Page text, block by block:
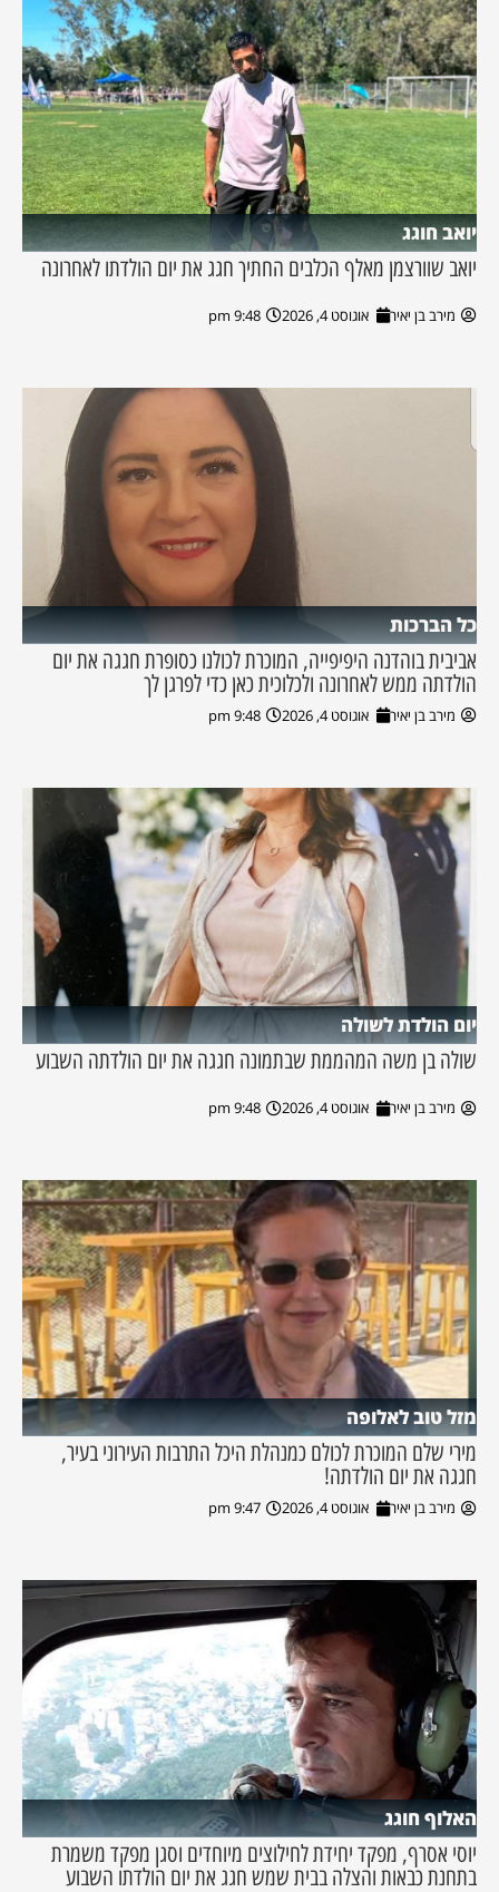
יואב חוגג
יואב שוורצמן מאלף הכלבים החתיך חגג את יום הולדתו לאחרונה
מירב בן יאיר אוגוסט 4, 2026 9:48 pm
כל הברכות
אביבית בוהדנה היפיפייה, המוכרת לכולנו כסופרת חגגה את יום
הולדתה ממש לאחרונה ולכלוכית כאן כדי לפרגן לך
מירב בן יאיר אוגוסט 4, 2026 9:48 pm
יום הולדת לשולה
שולה בן משה המהממת שבתמונה חגגה את יום הולדתה השבוע
מירב בן יאיר אוגוסט 4, 2026 9:48 pm
מזל טוב לאלופה
מירי שלם המוכרת לכולם כמנהלת היכל התרבות העירוני בעיר,
חגגה את יום הולדתה!
מירב בן יאיר אוגוסט 4, 2026 9:47 pm
האלוף חוגג
יוסי אסרף, מפקד יחידת לחילוצים מיוחדים וסגן מפקד משמרת
בתחנת כבאות והצלה בבית שמש חגג את יום הולדתו השבוע